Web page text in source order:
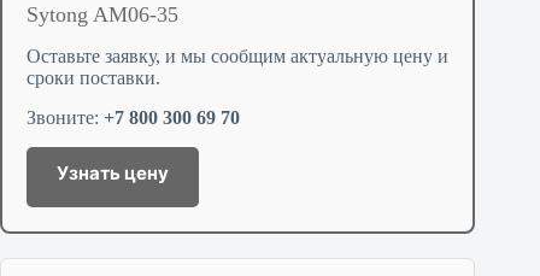
Sytong AM06-35
Оставьте заявку, и мы сообщим актуальную цену и
сроки поставки.
Звоните: +7 800 300 69 70
Узнать цену